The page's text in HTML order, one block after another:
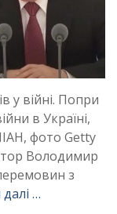
у війні. Попри
в Україні,
фото Getty
Володимир
з
…